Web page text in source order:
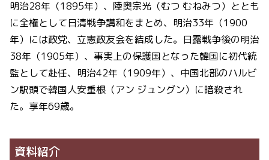
明治28年（1895年）、陸奥宗光（むつ むねみつ）ととも
に全権として日清戦争講和をまとめ、明治33年（1900
年）には政党、立憲政友会を結成した。日露戦争後の明治
38年（1905年）、事実上の保護国となった韓国に初代統
監として赴任、明治42年（1909年）、中国北部のハルビ
ン駅頭で韓国人安重根（アン ジュングン）に暗殺され
た。享年69歳。
資料紹介